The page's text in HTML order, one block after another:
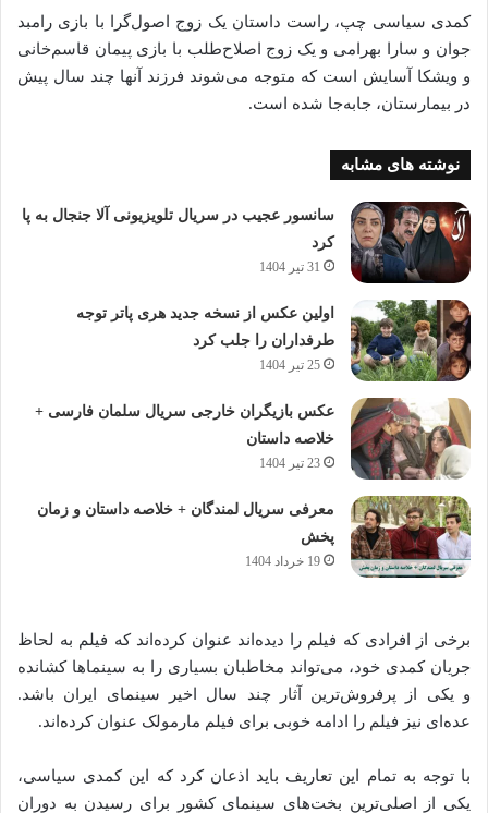
کمدی سیاسی چپ، راست داستان یک زوج اصول‌گرا با بازی رامبد
جوان و سارا بهرامی و یک زوج اصلاح‌طلب با بازی پیمان قاسم‌خانی
و ویشکا آسایش است که متوجه می‌شوند فرزند آنها چند سال پیش
در بیمارستان، جابه‌جا شده است.
نوشته های مشابه
سانسور عجیب در سریال تلویزیونی آلا جنجال به پا
کرد
31 تیر 1404
اولین عکس از نسخه جدید هری پاتر توجه
طرفداران را جلب کرد
25 تیر 1404
عکس بازیگران خارجی سریال سلمان فارسی +
خلاصه داستان
23 تیر 1404
معرفی سریال لمندگان + خلاصه داستان و زمان
پخش
19 خرداد 1404
برخی از افرادی که فیلم را دیده‌اند عنوان کرده‌اند که فیلم به لحاظ
جریان کمدی خود، می‌تواند مخاطبان بسیاری را به سینماها کشانده
و یکی از پرفروش‌ترین آثار چند سال اخیر سینمای ایران باشد.
عده‌ای نیز فیلم را ادامه خوبی برای فیلم مارمولک عنوان کرده‌اند.
با توجه به تمام این تعاریف باید اذعان کرد که این کمدی سیاسی،
یکی از اصلی‌ترین بخت‌های سینمای کشور برای رسیدن به دوران